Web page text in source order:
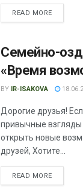
READ MORE
Семейно-
«Время
BY IR-ISAKOVA
Дорогие друзья!
привычные
открыть новые
друзей, Хотите...
READ MORE